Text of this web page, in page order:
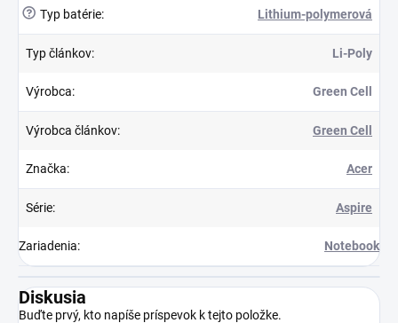
? Typ batérie: Lithium-polymerová
Typ článkov: Li-Poly
Výrobca: Green Cell
Výrobca článkov: Green Cell
Značka: Acer
Série: Aspire
Zariadenia: Notebook
Diskusia
Buďte prvý, kto napíše príspevok k tejto položke.